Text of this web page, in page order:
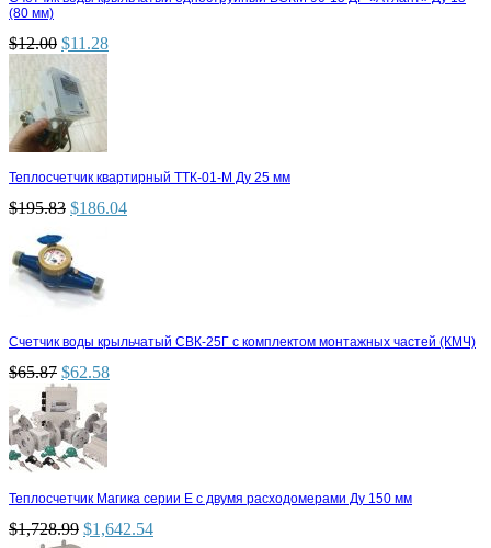
(80 мм)
$12.00 $11.28
Теплосчетчик квартирный ТТК-01-М Ду 25 мм
$195.83 $186.04
Счетчик воды крыльчатый СВК-25Г с комплектом монтажных частей (КМЧ)
$65.87 $62.58
Теплосчетчик Магика серии Е с двумя расходомерами Ду 150 мм
$1,728.99 $1,642.54